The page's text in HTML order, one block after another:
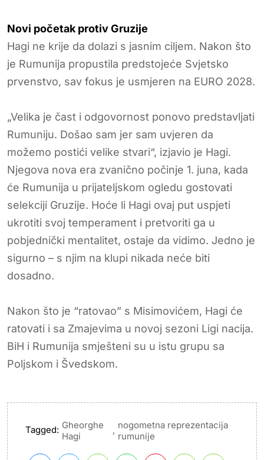
Novi početak protiv Gruzije
Hagi ne krije da dolazi s jasnim ciljem. Nakon što
je Rumunija propustila predstojeće Svjetsko
prvenstvo, sav fokus je usmjeren na EURO 2028.
„Velika je čast i odgovornost ponovo predstavljati
Rumuniju. Došao sam jer sam uvjeren da
možemo postići velike stvari“, izjavio je Hagi.
Njegova nova era zvanično počinje 1. juna, kada
će Rumunija u prijateljskom ogledu gostovati
selekciji Gruzije. Hoće li Hagi ovaj put uspjeti
ukrotiti svoj temperament i pretvoriti ga u
pobjednički mentalitet, ostaje da vidimo. Jedno je
sigurno – s njim na klupi nikada neće biti
dosadno.
Nakon što je “ratovao” s Misimovićem, Hagi će
ratovati i sa Zmajevima u novoj sezoni Ligi nacija.
BiH i Rumunija smješteni su u istu grupu sa
Poljskom i Švedskom.
Tagged: Gheorghe
Hagi
, nogometna reprezentacija
rumunije